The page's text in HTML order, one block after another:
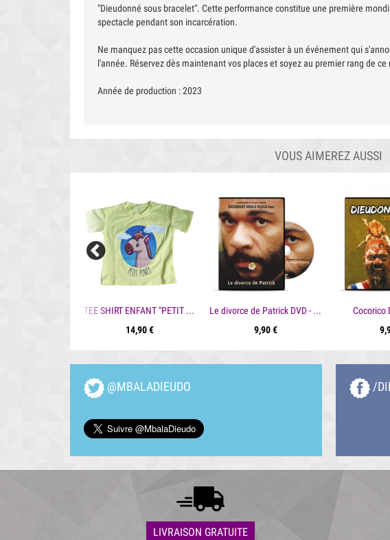
"Dieudonné sous bracelet". Cette performance constitue une première
spectacle pendant son incarcération.
Ne manquez pas cette occasion unique d'assister à un événement qui
l'année. Réservez dès maintenant vos places et soyez au premier rang de
Année de production : 2023
VOUS AIMEREZ AUSSI
TEE SHIRT ENFANT "PETIT PONEY"
14,90 €
Le divorce de Patrick DVD - 2003
9,90 €
Cocorico
@MBALADIEUDO /
LIVRAISON GRATUITE